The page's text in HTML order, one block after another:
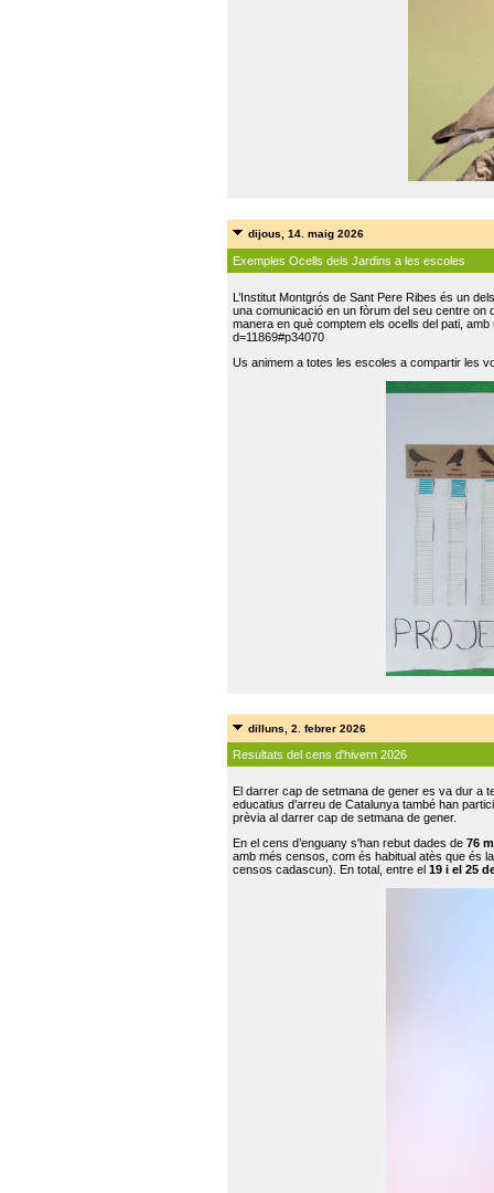
dijous, 14. maig 2026
Exemples Ocells dels Jardins a les escoles
L’Institut Montgrós de Sant Pere Ribes és un
una comunicació en un fòrum del seu centre on
manera en què comptem els ocells del pati,
d=11869#p34070
Us animem a totes les escoles a compartir les
dilluns, 2. febrer 2026
Resultats del cens d'hivern 2026
El darrer cap de setmana de gener es va dur a
educatius d’arreu de Catalunya també han
prèvia al darrer cap de setmana de gener.
En el cens d’enguany s'han rebut dades de 76
amb més censos, com és habitual atès que és
censos cadascun). En total, entre el 19 i el 25